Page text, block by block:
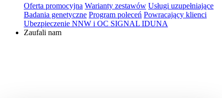
Oferta promocyjna Warianty zestawów Usługi uzupełniające
Badania genetyczne Program poleceń Powracający klienci
Ubezpieczenie NNW i OC SIGNAL IDUNA
Zaufali nam